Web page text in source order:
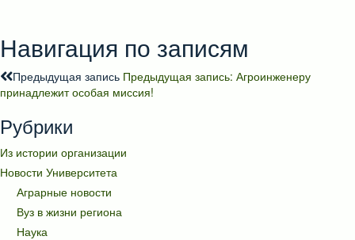
Навигация по записям
Предыдущая запись Предыдущая запись: Агроинженеру
принадлежит особая миссия!
Рубрики
Из истории организации
Новости Университета
Аграрные новости
Вуз в жизни региона
Наука